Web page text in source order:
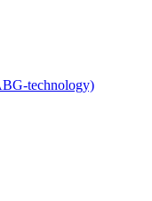
technology)